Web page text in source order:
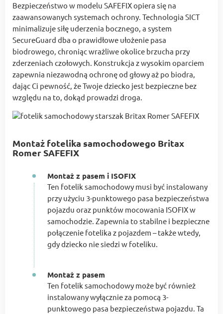
Bezpieczeństwo w modelu SAFEFIX opiera się na
zaawansowanych systemach ochrony. Technologia SICT
minimalizuje siłę uderzenia bocznego, a system
SecureGuard dba o prawidłowe ułożenie pasa
biodrowego, chroniąc wrażliwe okolice brzucha przy
zderzeniach czołowych. Konstrukcja z wysokim oparciem
zapewnia niezawodną ochronę od głowy aż po biodra,
dając Ci pewność, że Twoje dziecko jest bezpieczne bez
względu na to, dokąd prowadzi droga.
Montaż fotelika samochodowego Britax
Romer SAFEFIX
Montaż z pasem i ISOFIX
Ten fotelik samochodowy musi być instalowany
przy użyciu 3-punktowego pasa bezpieczeństwa
pojazdu oraz punktów mocowania ISOFIX w
samochodzie. Zapewnia to stabilne i bezpieczne
połączenie fotelika z pojazdem – także wtedy,
gdy dziecko nie siedzi w foteliku.
Montaż z pasem
Ten fotelik samochodowy może być również
instalowany wyłącznie za pomocą 3-
punktowego pasa bezpieczeństwa pojazdu. Ta